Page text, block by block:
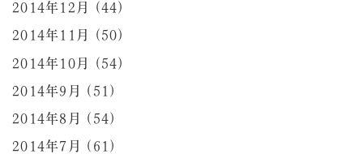
2014年12月 (44)
2014年11月 (50)
2014年10月 (54)
2014年9月 (51)
2014年8月 (54)
2014年7月 (61)